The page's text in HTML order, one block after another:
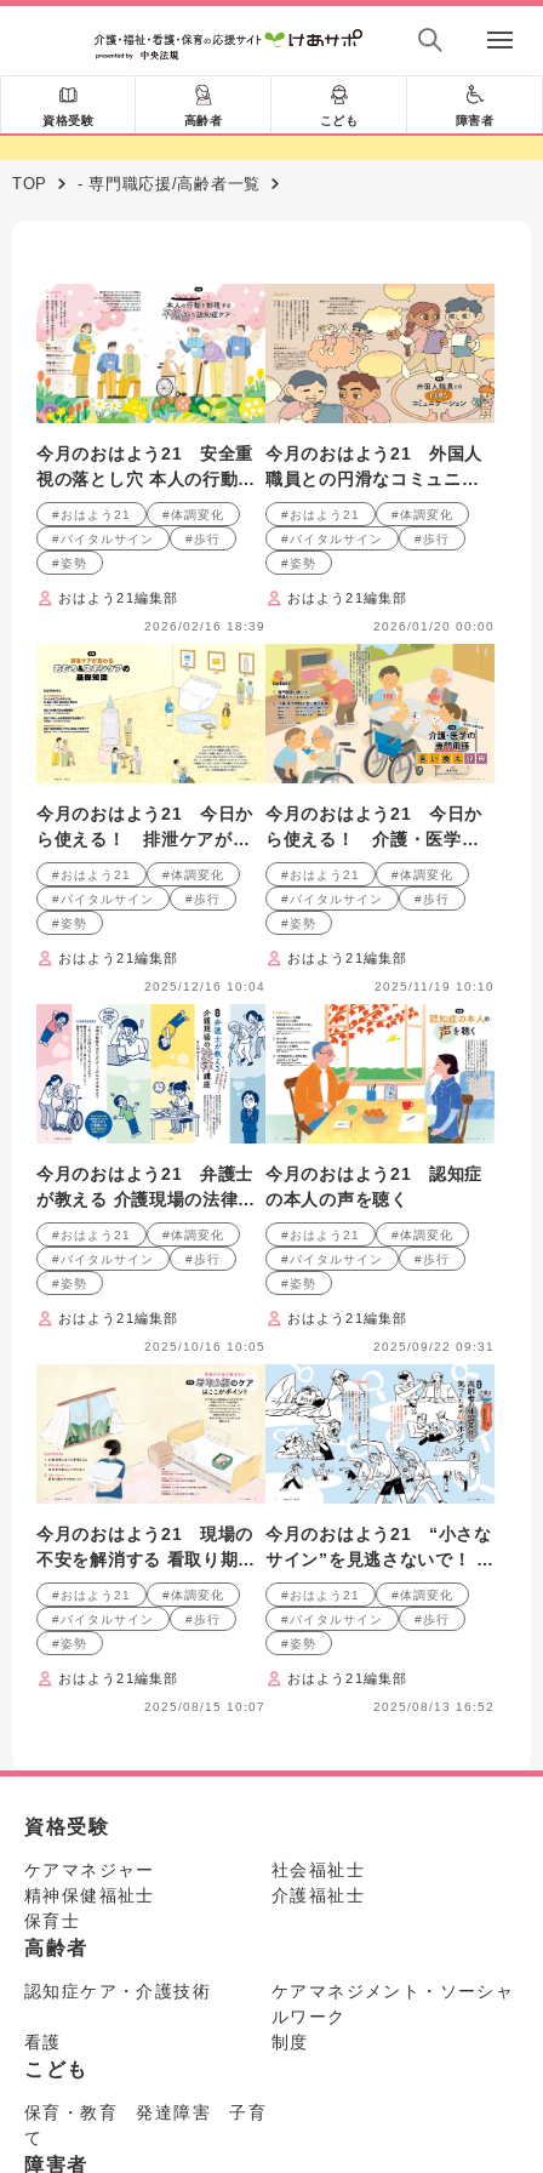
資格受験 高齢者 こども 障害者
TOP - 専門職応援/高齢者一覧
今月のおはよう21 安全重
視の落とし穴 本人の行動を
制限する不適切な認知症ケ
ア
#おはよう21
#体調変化
#バイタルサイン
#歩行
#姿勢
おはよう21編集部
2026/02/16 18:39
今月のおはよう21 外国人
職員との円滑なコミュニケ
ーション
#おはよう21
#体調変化
#バイタルサイン
#歩行
#姿勢
おはよう21編集部
2026/01/20 00:00
今月のおはよう21 今日か
ら使える！ 排泄ケアが変
わる おむつ&スキンケアの
基礎知識
#おはよう21
#体調変化
#バイタルサイン
#歩行
#姿勢
おはよう21編集部
2025/12/16 10:04
今月のおはよう21 今日か
ら使える！ 介護・医学の
専門用語 言い換え辞典
#おはよう21
#体調変化
#バイタルサイン
#歩行
#姿勢
おはよう21編集部
2025/11/19 10:10
今月のおはよう21 弁護士
が教える 介護現場の法律講
座
#おはよう21
#体調変化
#バイタルサイン
#歩行
#姿勢
おはよう21編集部
2025/10/16 10:05
今月のおはよう21 認知症
の本人の声を聴く
#おはよう21
#体調変化
#バイタルサイン
#歩行
#姿勢
おはよう21編集部
2025/09/22 09:31
今月のおはよう21 現場の
不安を解消する 看取り期の
ケアはここがポイント
#おはよう21
#体調変化
#バイタルサイン
#歩行
#姿勢
おはよう21編集部
2025/08/15 10:07
今月のおはよう21 “小さな
サイン”を見逃さないで！ 高
齢者の体調変化に気づくた
めの48のポイント
#おはよう21
#体調変化
#バイタルサイン
#歩行
#姿勢
おはよう21編集部
2025/08/13 16:52
資格受験
ケアマネジャー
社会福祉士
精神保健福祉士
介護福祉士
保育士
高齢者
認知症ケア・介護技術
ケアマネジメント・ソーシャ
ルワーク
看護
制度
こども
保育・教育 発達障害 子育
て
障害者